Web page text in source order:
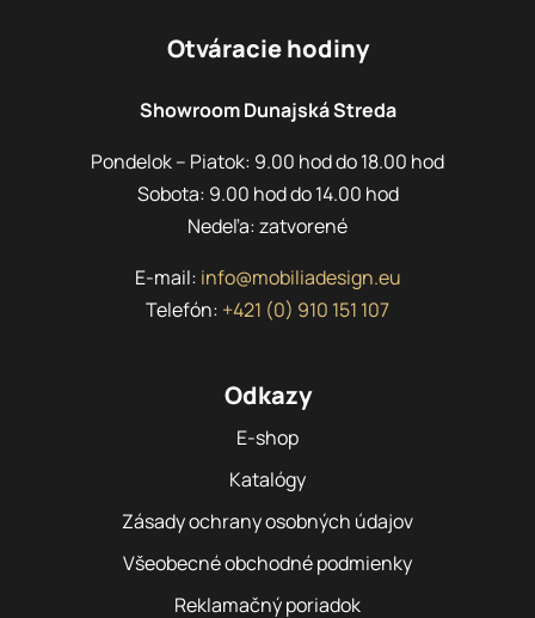
Otváracie hodiny
Showroom Dunajská Streda
Pondelok – Piatok: 9.00 hod do 18.00 hod
Sobota: 9.00 hod do 14.00 hod
Nedeľa: zatvorené
E-mail: info@mobiliadesign.eu
Telefón: +421 (0) 910 151 107
Odkazy
E-shop
Katalógy
Zásady ochrany osobných údajov
Všeobecné obchodné podmienky
Reklamačný poriadok